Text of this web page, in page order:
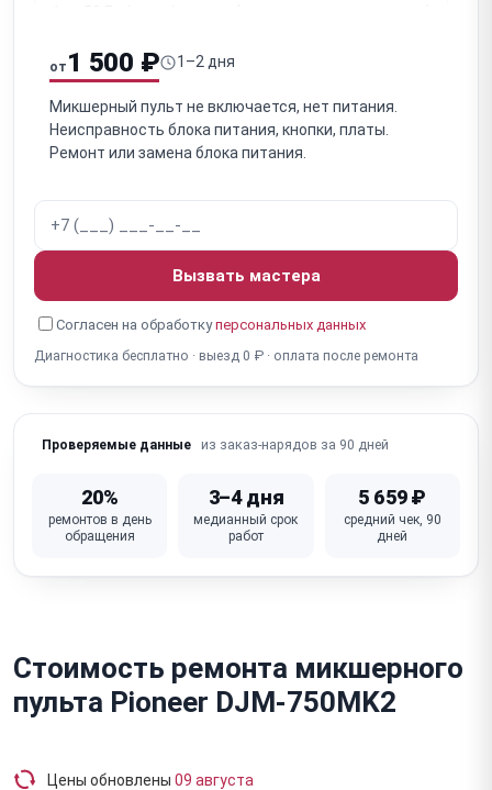
Не работает фантомное питание +48В
(конденсаторный микрофон)
Не работает встроенный эффект-процессор
(реверб, хорус, дилей)
Не работает / нет изображения дисплей / тачскрин
(цифровые)
Зависает / сбой прошивки / сцены не сохраняются
Не работает / повреждён входной XLR / Jack
Не работает выходной XLR / Jack / RCA разъём
Не работает / залипает кнопка (Mute, Solo, PFL,
Phase)
от 1 500 ₽ 1–2 дня
Микшерный пульт не включается, нет питания.
Неисправность блока питания, кнопки, платы.
Ремонт или замена блока питания.
Вызвать мастера
Согласен на обработкуперсональных данных
Диагностика бесплатно · выезд 0 ₽ · оплата после ремонта
Проверяемые данные из заказ-нарядов за 90 дней
20%
ремонтов в день
обращения
3–4 дня
медианный срок
работ
5 659 ₽
средний чек, 90
дней
Стоимость ремонта микшерного
пульта Pioneer DJM-750MK2
Цены обновлены 09 августа